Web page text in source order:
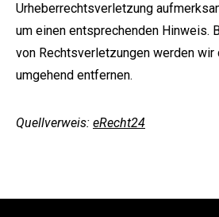
Urheberrechtsverletzung
um einen entsprechenden Hinweis.
von Rechtsverletzungen werden wir
umgehend entfernen.
Quellverweis: eRecht24